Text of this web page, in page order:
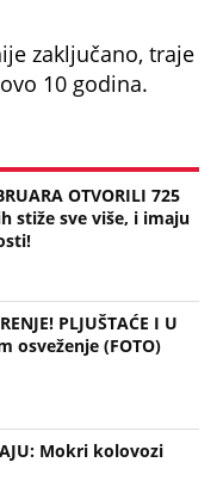
zaključano, traje
10 godina.
OTVORILI 725
stiže sve više, i imaju
PLJUŠTAĆE I U
osveženje (FOTO)
Mokri kolovozi